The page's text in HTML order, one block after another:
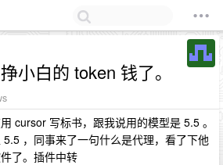
小白的 token 钱了。
cursor 写标书，跟我说用的模型是 5.5 。
，同事来了一句什么是代理，看了下他
了。插件中转